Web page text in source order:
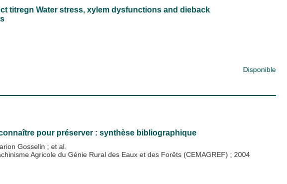
titregn Water stress, xylem dysfunctions and dieback
Disponible
pour préserver : synthèse bibliographique
Gosselin ; et al.
Agricole du Génie Rural des Eaux et des Forêts (CEMAGREF) ; 2004